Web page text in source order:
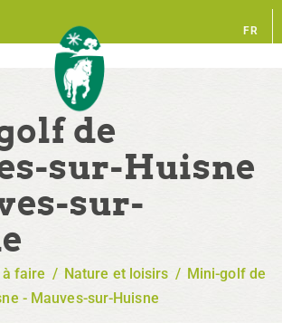
FR
de
sur-Huisne
sur-
faire / Nature et loisirs / Mini-golf de
- Mauves-sur-Huisne